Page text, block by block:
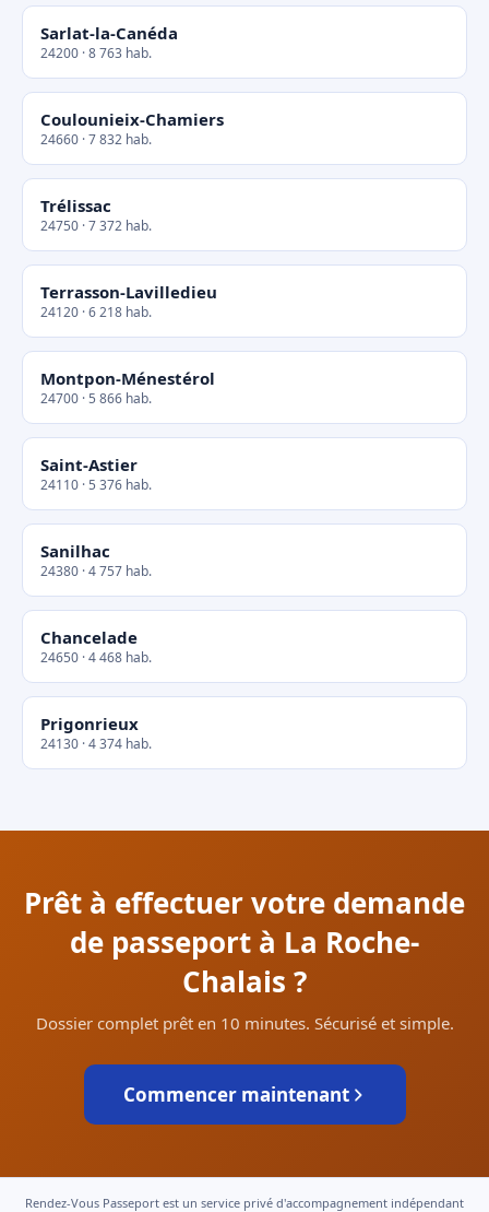
Sarlat-la-Canéda
24200 · 8 763 hab.
Coulounieix-Chamiers
24660 · 7 832 hab.
Trélissac
24750 · 7 372 hab.
Terrasson-Lavilledieu
24120 · 6 218 hab.
Montpon-Ménestérol
24700 · 5 866 hab.
Saint-Astier
24110 · 5 376 hab.
Sanilhac
24380 · 4 757 hab.
Chancelade
24650 · 4 468 hab.
Prigonrieux
24130 · 4 374 hab.
Prêt à effectuer votre demande
de passeport à La Roche-
Chalais ?
Dossier complet prêt en 10 minutes. Sécurisé et simple.
Commencer maintenant
Rendez-Vous Passeport est un service privé d'accompagnement indépendant